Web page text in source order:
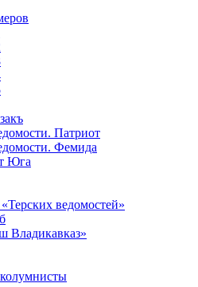
Патриот
Фемида
Юга
ведомостей»
Владикавказ»